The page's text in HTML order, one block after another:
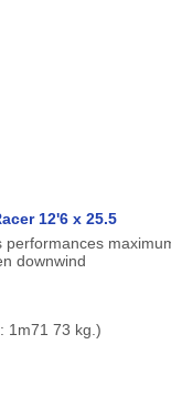
12'6 x 25.5
performances
downwind
1m71 73 kg.)